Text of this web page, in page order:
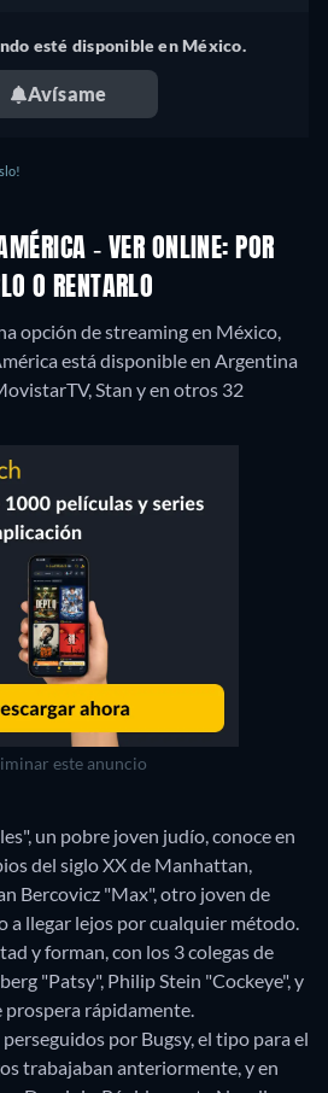
esté disponible en México.
Avísame
- VER ONLINE: POR
O RENTARLO
opción de streaming en México,
está disponible en Argentina
Stan y en otros 32
este anuncio
un pobre joven judío, conoce en
del siglo XX de Manhattan,
Bercovicz "Max", otro joven de
a llegar lejos por cualquier método.
y forman, con los 3 colegas de
"Patsy", Philip Stein "Cockeye", y
prospera rápidamente.
por Bugsy, el tipo para el
trabajaban anteriormente, y en